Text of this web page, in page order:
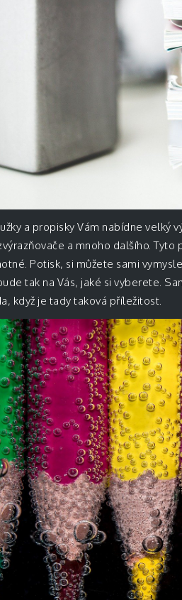
a propisky Vám nabídne
a mnoho dalšího.
Potisk, si můžete sami
tak na Vás, jaké si vyberete.
když je tady taková příležitost.